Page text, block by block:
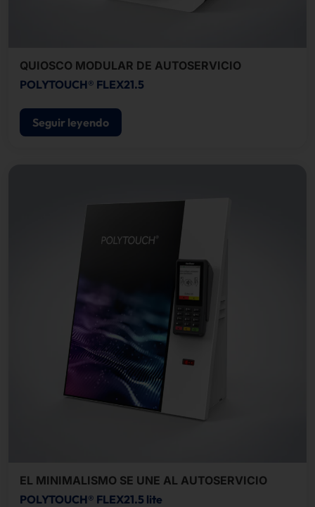
QUIOSCO MODULAR DE AUTOSERVICIO
POLYTOUCH® FLEX21.5
Seguir leyendo
EL MINIMALISMO SE UNE AL AUTOSERVICIO
POLYTOUCH® FLEX21.5 lite